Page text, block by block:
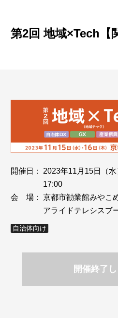
第2回 地域×Tech【
開催日：
2023年11月15日（
17:00
会 場：
京都市勧業館みやこ
アライドテレシスブ
自治体向け
開催終了